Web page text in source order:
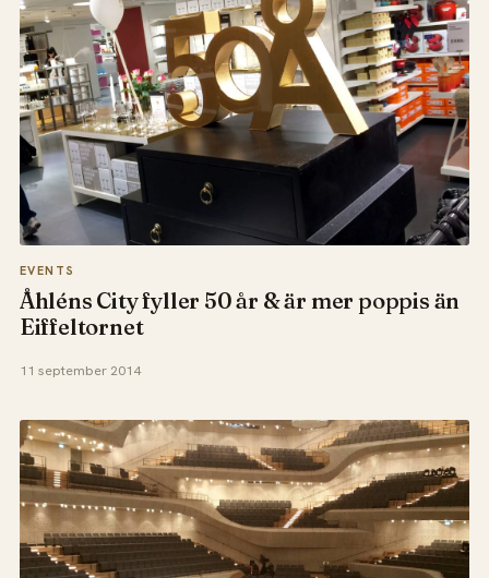
EVENTS
Åhléns City fyller 50 år & är mer poppis än
Eiffeltornet
11 september 2014